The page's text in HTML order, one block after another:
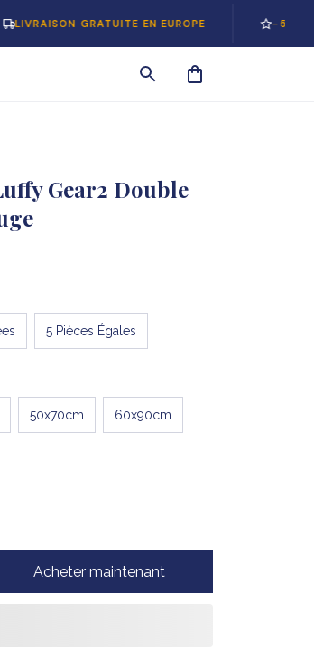
GRATUITE EN EUROPE -5% SUR VOTRE
Gear2 Double
5 Pièces Égales
50x70cm 60x90cm
Acheter maintenant